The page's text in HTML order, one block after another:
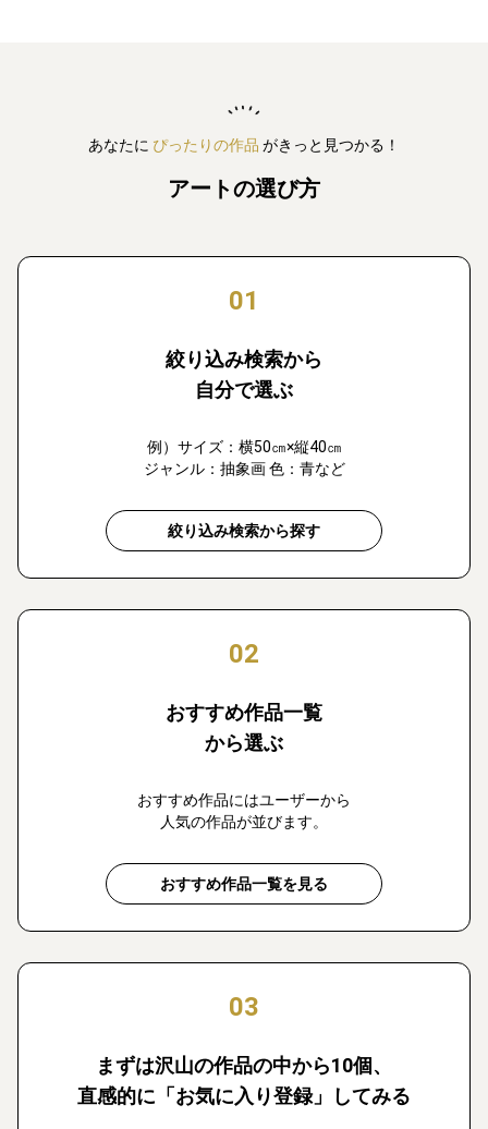
あなたに ぴったりの作品 がきっと見つかる！
アートの選び方
01
絞り込み検索から
自分で選ぶ
例）サイズ：横50㎝×縦40㎝
ジャンル：抽象画 色：青など
絞り込み検索から探す
02
おすすめ作品一覧
から選ぶ
おすすめ作品にはユーザーから
人気の作品が並びます。
おすすめ作品一覧を見る
03
まずは沢山の作品の中から10個、
直感的に「お気に入り登録」してみる